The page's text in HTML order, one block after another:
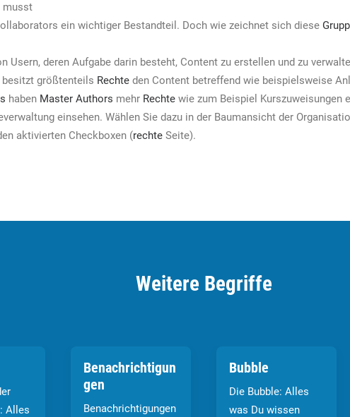
musst
ein wichtiger Bestandteil. Doch wie zeichnet sich diese
Usern, deren Aufgabe darin besteht, Content zu erstellen und zu
besitzt größtenteils Rechte den Content betreffend wie beispielsweise
haben Master Authors mehr Rechte wie zum Beispiel Kurszuweisungen
einsehen. Wählen Sie dazu in der Baumansicht der
aktivierten Checkboxen (rechte Seite).
Weitere Begriffe
Alles
Benachrichtigun
gen
Benachrichtigungen
Bubble
Die Bubble: Alles
was Du wissen